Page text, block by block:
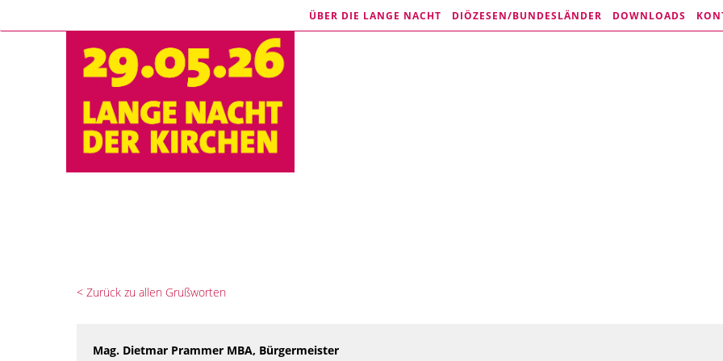
ÜBER DIE LANGE NACHT DIÖZESEN/BUNDESLÄNDER DOWNLOADS
< Zurück zu allen Grußworten
Mag. Dietmar Prammer MBA, Bürgermeister